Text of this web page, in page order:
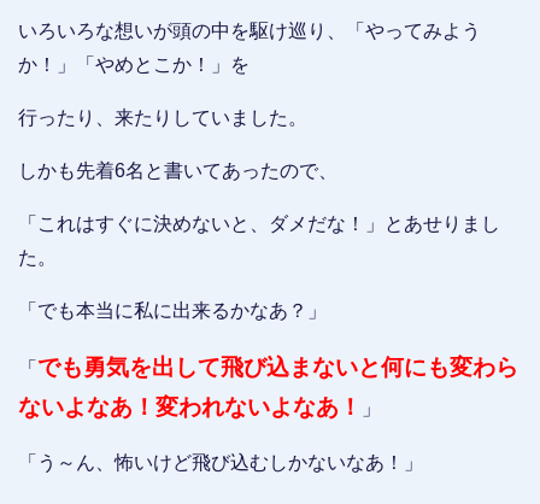
いろいろな想いが頭の中を駆け巡り、「やってみよう
か！」「やめとこか！」を
行ったり、来たりしていました。
しかも先着6名と書いてあったので、
「これはすぐに決めないと、ダメだな！」とあせりまし
た。
「でも本当に私に出来るかなあ？」
「 でも勇気を出して飛び込まないと何にも変わら
ないよなあ！変われないよなあ！
」
「う～ん、怖いけど飛び込むしかないなあ！」